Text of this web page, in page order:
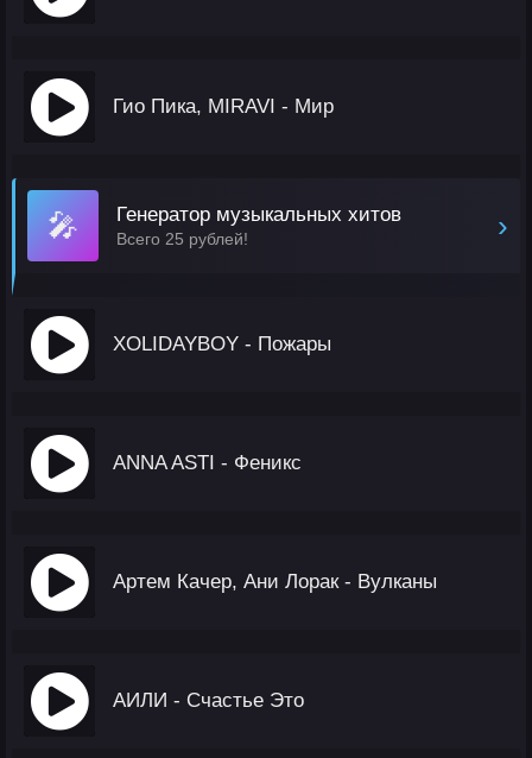
Гио Пика, MIRAVI - Мир
🎤 Генератор музыкальных хитов
Всего 25 рублей! ›
XOLIDAYBOY - Пожары
ANNA ASTI - Феникс
Артем Качер, Ани Лорак - Вулканы
АИЛИ - Счастье Это